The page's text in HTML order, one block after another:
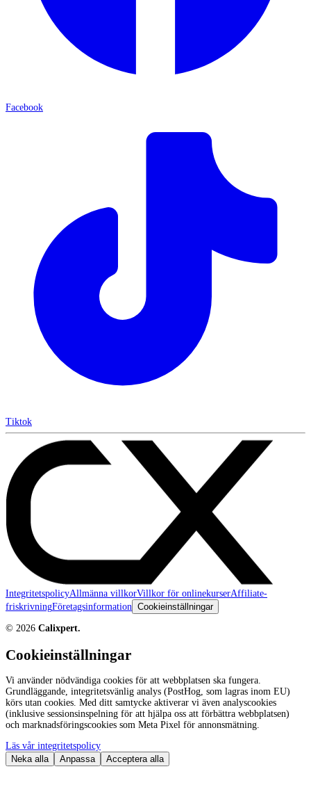
Facebook
Tiktok
IntegritetspolicyAllmänna villkorVillkor för onlinekurserAffiliate-
friskrivningFöretagsinformation Cookieinställningar
© 2026 Calixpert.
Cookieinställningar
Vi använder nödvändiga cookies för att webbplatsen ska fungera.
Grundläggande, integritetsvänlig analys (PostHog, som lagras inom EU)
körs utan cookies. Med ditt samtycke aktiverar vi även analyscookies
(inklusive sessionsinspelning för att hjälpa oss att förbättra webbplatsen)
och marknadsföringscookies som Meta Pixel för annonsmätning.
Läs vår integritetspolicy
Neka alla
Anpassa Acceptera alla